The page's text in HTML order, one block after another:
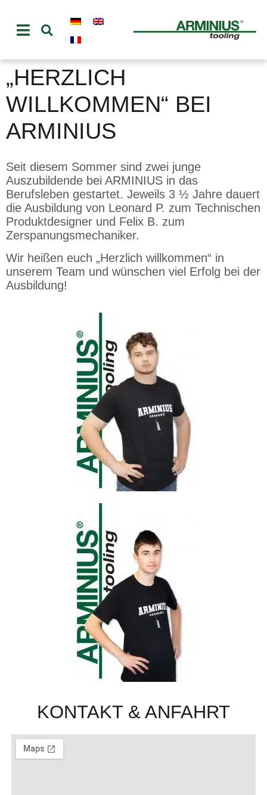
„HERZLICH
WILLKOMMEN“ BEI
ARMINIUS
Seit diesem Sommer sind zwei junge
Auszubildende bei ARMINIUS in das
Berufsleben gestartet. Jeweils 3 ½ Jahre dauert
die Ausbildung von Leonard P. zum Technischen
Produktdesigner und Felix B. zum
Zerspanungsmechaniker.
Wir heißen euch „Herzlich willkommen“ in
unserem Team und wünschen viel Erfolg bei der
Ausbildung!
KONTAKT & ANFAHRT